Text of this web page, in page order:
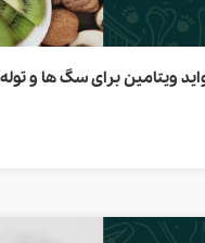
ویتامین برای سگ ها و